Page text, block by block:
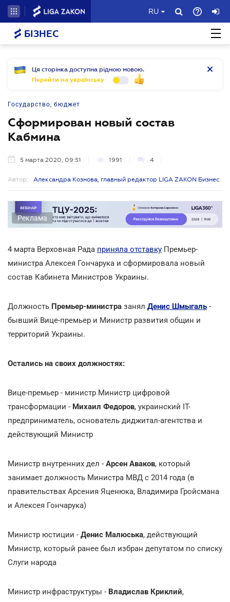
RU
БІЗНЕС
Ця сторінка доступна рідною мовою.
Перейти на українську
Государство, бюджет
Сформирован новый состав
Кабмина
5 марта 2020, 09:51 1991 4
Автор: Александра Кознова, главный редактор LIGA ZAKON Бизнес
Реклама
4 марта Верховная Рада приняла отставку Премьер-
министра Алексея Гончарука и сформировала новый
состав Кабинета Министров Украины.
Должность Премьер-министра занял Денис Шмыгаль -
бывший Вице-премьер и Министр развития общин и
территорий Украины.
Остались на своих должностях:
Вице-премьер - министр Министр цифровой
трансформации - Михаил Федоров, украинский IT-
предприниматель, основатель диджитал-агентства и
действующий Министр
Министр внутренних дел - Арсен Аваков, который
занимает должность Министра МВД с 2014 года (в
правительствах Арсения Яценюка, Владимира Гройсмана
и Алексея Гончарука)
Министр юстиции - Денис Малюська, действующий
Министр, который ранее был избран депутатом по списку
Слуги народа
Министр инфраструктуры - Владислав Криклий,